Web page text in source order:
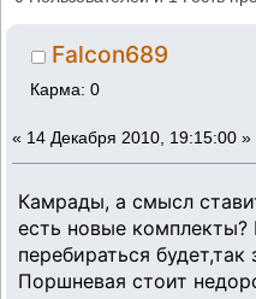
Falcon689
Карма: 0
« 14 Декабря 2010, 19:15:00 »
Камрады, а смысл
есть новые
перебираться
Поршневая стоит